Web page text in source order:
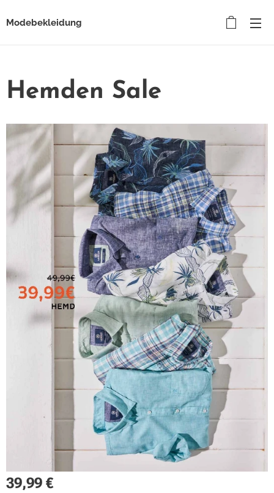
Modebekleidung
Hemden Sale
39,99 €